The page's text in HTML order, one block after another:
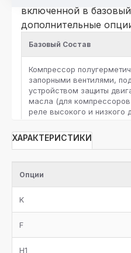
включенной в
дополнительные
Базовый Состав
Компрессор
запорными вентилями,
устройством защиты
масла (для
реле высокого и низкого
Комплект виброизоляторов
предохранительным
ХАРАКТЕРИСТИКИ
Опции
K
F
H1